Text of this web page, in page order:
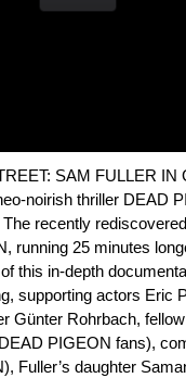
SAM FULLER IN
noirish thriller DEAD
recently
running 25 minutes
this in-depth
supporting actors Eric
Günter Rohrbach,
PIGEON fans),
Fuller’s daughter